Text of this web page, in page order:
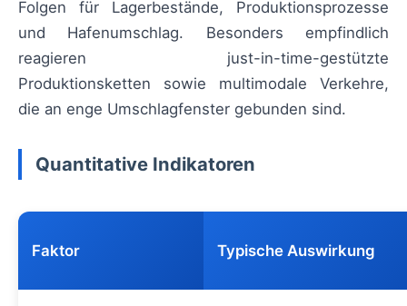
Folgen für Lagerbestände, Produktionsprozesse
und Hafenumschlag. Besonders empfindlich
reagieren just-in-time-gestützte
Produktionsketten sowie multimodale Verkehre,
die an enge Umschlagfenster gebunden sind.
Quantitative Indikatoren
Faktor Typische Auswirkung